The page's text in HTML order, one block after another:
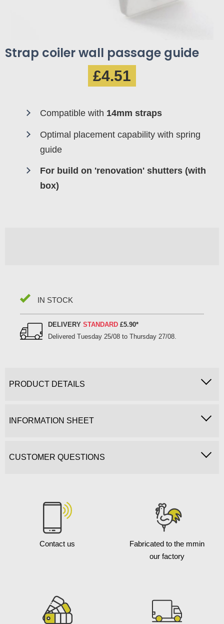
Strap coiler wall passage guide
£4.51
Compatible with 14mm straps
Optimal placement capability with spring
guide
For build on 'renovation' shutters (with
box)
IN STOCK
DELIVERYSTANDARD £5.90*
DeliveredTuesday 25/08 to Thursday 27/08
PRODUCT DETAILS
INFORMATION SHEET
CUSTOMER QUESTIONS
Contact us Fabricated to the mmin
our factory